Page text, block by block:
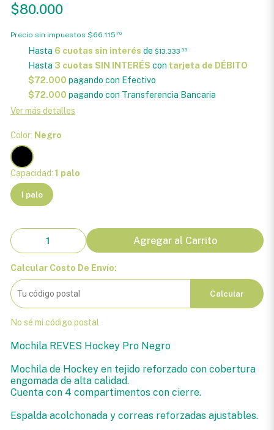
$80.000
Precio sin impuestos $66.115 70
Hasta 6 cuotas sin interés de $13.333 33
Hasta 3 cuotas SIN INTERÉS con tarjeta de DÉBITO
$72.000 pagando con Efectivo
$72.000 pagando con Transferencia Bancaria
Ver más detalles
Color: Negro
Capacidad: 1 palo
1 palo
Agregar al Carrito
Calcular Costo De Envío:
Calcular
No sé mi código postal
Mochila REVES Hockey Pro Negro
Mochila de Hockey en tejido reforzado con cobertura
engomada de alta calidad.
Cuenta con 4 compartimentos con cierre.
Espalda acolchonada y correas reforzadas ajustables.